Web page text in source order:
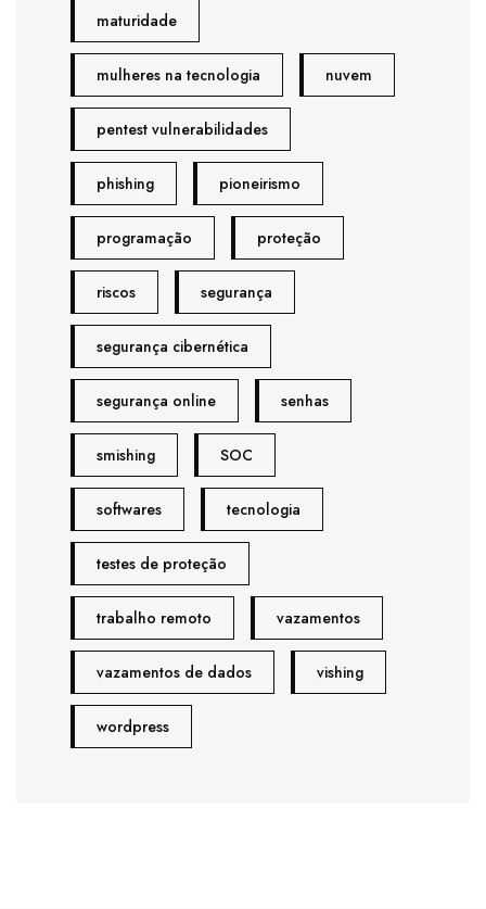
maturidade
mulheres na tecnologia nuvem
pentest vulnerabilidades
phishing pioneirismo
programação proteção
riscos segurança
segurança cibernética
segurança online senhas
smishing SOC
softwares tecnologia
testes de proteção
trabalho remoto vazamentos
vazamentos de dados vishing
wordpress